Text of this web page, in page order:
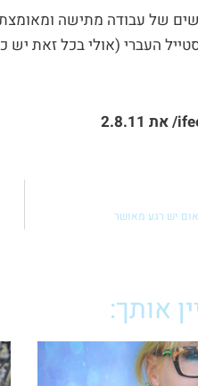
העברי (אולי בכל זאת
/ את 2.8.11
יש רגע מאושר
אותך: